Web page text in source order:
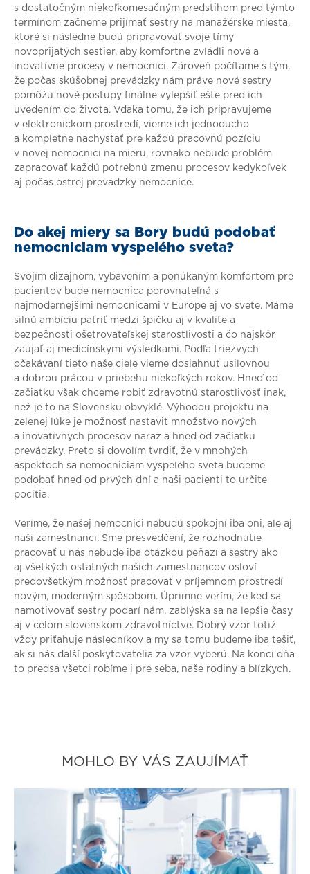
s dostatočným niekoľkomesačným predstihom pred týmto
termínom začneme prijímať sestry na manažérske miesta,
ktoré si následne budú pripravovať svoje tímy
novoprijatých sestier, aby komfortne zvládli nové a
inovatívne procesy v nemocnici. Zároveň počítame s tým,
že počas skúšobnej prevádzky nám práve nové sestry
pomôžu nové postupy finálne vylepšiť ešte pred ich
uvedením do života. Vďaka tomu, že ich pripravujeme
v elektronickom prostredí, vieme ich jednoducho
a kompletne nachystať pre každú pracovnú pozíciu
v novej nemocnici na mieru, rovnako nebude problém
zapracovať každú potrebnú zmenu procesov kedykoľvek
aj počas ostrej prevádzky nemocnice.
Do akej miery sa Bory budú podobať
nemocniciam vyspelého sveta?
Svojím dizajnom, vybavením a ponúkaným komfortom pre
pacientov bude nemocnica porovnateľná s
najmodernejšími nemocnicami v Európe aj vo svete. Máme
silnú ambíciu patriť medzi špičku aj v kvalite a
bezpečnosti ošetrovateľskej starostlivosti a čo najskôr
zaujať aj medicínskymi výsledkami. Podľa triezvych
očakávaní tieto naše ciele vieme dosiahnuť usilovnou
a dobrou prácou v priebehu niekoľkých rokov. Hneď od
začiatku však chceme robiť zdravotnú starostlivosť inak,
než je to na Slovensku obvyklé. Výhodou projektu na
zelenej lúke je možnosť nastaviť množstvo nových
a inovatívnych procesov naraz a hneď od začiatku
prevádzky. Preto si dovolím tvrdiť, že v mnohých
aspektoch sa nemocniciam vyspelého sveta budeme
podobať hneď od prvých dní a naši pacienti to určite
pocítia.
Veríme, že našej nemocnici nebudú spokojní iba oni, ale aj
naši zamestnanci. Sme presvedčení, že rozhodnutie
pracovať u nás nebude iba otázkou peňazí a sestry ako
aj všetkých ostatných našich zamestnancov osloví
predovšetkým možnosť pracovať v príjemnom prostredí
novým, moderným spôsobom. Úprimne verím, že keď sa
namotivovať sestry podarí nám, zablýska sa na lepšie časy
aj v celom slovenskom zdravotníctve. Dobrý vzor totiž
vždy priťahuje následníkov a my sa tomu budeme iba tešiť,
ak si nás ďalší poskytovatelia za vzor vyberú. Na konci dňa
to predsa všetci robíme i pre seba, naše rodiny a blízkych.
MOHLO BY VÁS ZAUJÍMAŤ